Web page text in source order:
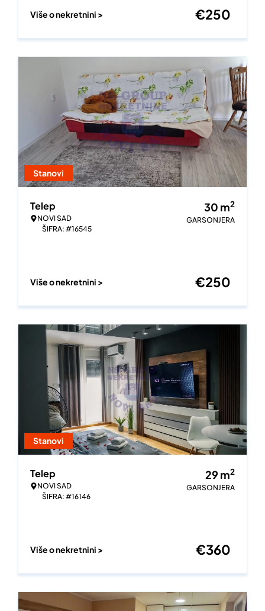
Više o nekretnini > €250
Stanovi
Telep
NOVI SAD
ŠIFRA: #16545
30 m2
GARSONJERA
Više o nekretnini > €250
Stanovi
Telep
NOVI SAD
ŠIFRA: #16146
29 m2
GARSONJERA
Više o nekretnini > €360